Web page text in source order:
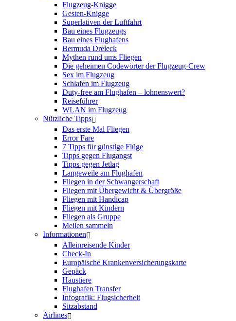
Flugzeug-Knigge
Gesten-Knigge
Superlativen der Luftfahrt
Bau eines Flugzeugs
Bau eines Flughafens
Bermuda Dreieck
Mythen rund ums Fliegen
Die geheimen Codewörter der Flugzeug-Crew
Sex im Flugzeug
Schlafen im Flugzeug
Duty-free am Flughafen – lohnenswert?
Reiseführer
WLAN im Flugzeug
Nützliche Tipps
Das erste Mal Fliegen
Error Fare
7 Tipps für günstige Flüge
Tipps gegen Flugangst
Tipps gegen Jetlag
Langeweile am Flughafen
Fliegen in der Schwangerschaft
Fliegen mit Übergewicht & Übergröße
Fliegen mit Handicap
Fliegen mit Kindern
Fliegen als Gruppe
Meilen sammeln
Informationen
Alleinreisende Kinder
Check-In
Europäische Krankenversicherungskarte
Gepäck
Haustiere
Flughafen Transfer
Infografik: Flugsicherheit
Sitzabstand
Airlines